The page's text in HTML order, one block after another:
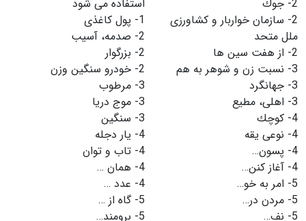
2- جوك
2- سازمان خواربار و كشاورزی
ملل متحد
2- از هفت سین ها
3- نسبت زن و شوهر به هم
3- جهانگرد
3- اهلی، مطیع
4- كوچك
4- نوعی یقه
4- پسون…
4- آغاز كنن…
5- امر به خو…
5- مردن در…
5- نف…
استفاده می شود
1- پول كاغذی
2- صدمه، آسیب
2- بزرگوار
2- خودرو سنگین وزن
3- مرطوب
3- موج دریا
3- سنگین
4- یار دجله
4- تاب و توان
4- همان …
4- عدد …
5- گاه از …
5- برومند…